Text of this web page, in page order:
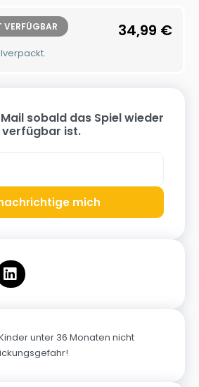
VERFÜGBAR 34,99 €
sobald das Spiel wieder
verfügbar ist.
mich
unter 36 Monaten nicht